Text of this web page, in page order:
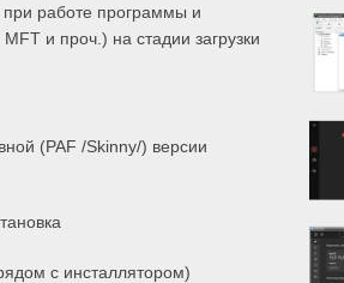
работе программы и
и проч.) на стадии загрузки
(PAF /Skinny/) версии
с инсталлятором)